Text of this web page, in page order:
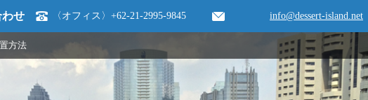
わせ 〈オフィス〉+62-21-2995-9845 info@dessert-island.net
方法